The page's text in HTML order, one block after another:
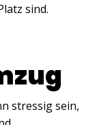
sind.
stressig sein,